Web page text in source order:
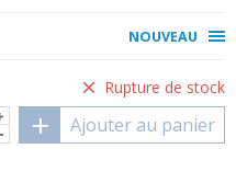
NOUVEAU
Rupture de stock
Ajouter au panier